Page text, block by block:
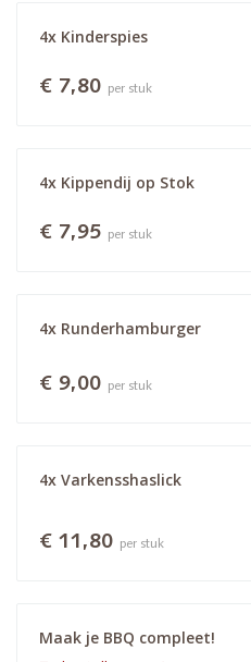
4x Kinderspies
€ 7,80 per stuk
4x Kippendij op Stok
€ 7,95 per stuk
4x Runderhamburger
€ 9,00 per stuk
4x Varkensshaslick
€ 11,80 per stuk
Maak je BBQ compleet!